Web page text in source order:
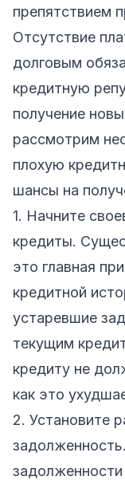
препятствием
Отсутствие
долговым
кредитную
получение
рассмотрим
плохую
шансы на
1. Начните
кредиты.
это главная
кредитной
устаревшие
текущим
кредиту не
как это
2. Установите